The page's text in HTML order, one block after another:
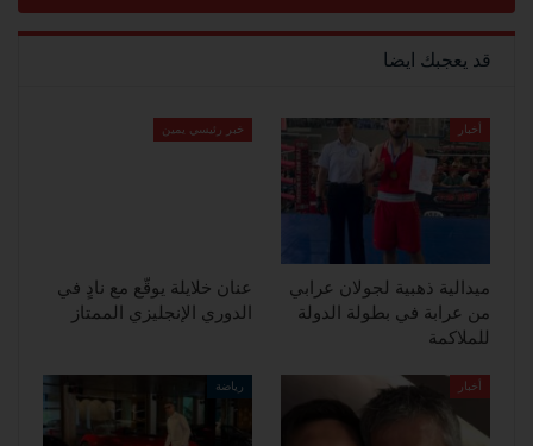
قد يعجبك ايضا
أخبار
ميدالية ذهبية لجولان عرابي
من عرابة في بطولة الدولة
للملاكمة
خبر رئيسي يمين
عنان خلايلة يوقّع مع نادٍ في
الدوري الإنجليزي الممتاز
أخبار رياضة